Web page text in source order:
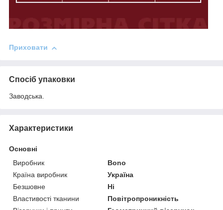
Приховати
Спосіб упаковки
Заводська.
Характеристики
Основні
Виробник
Bono
Країна виробник
Україна
Безшовне
Ні
Властивості тканини
Повітропроникність